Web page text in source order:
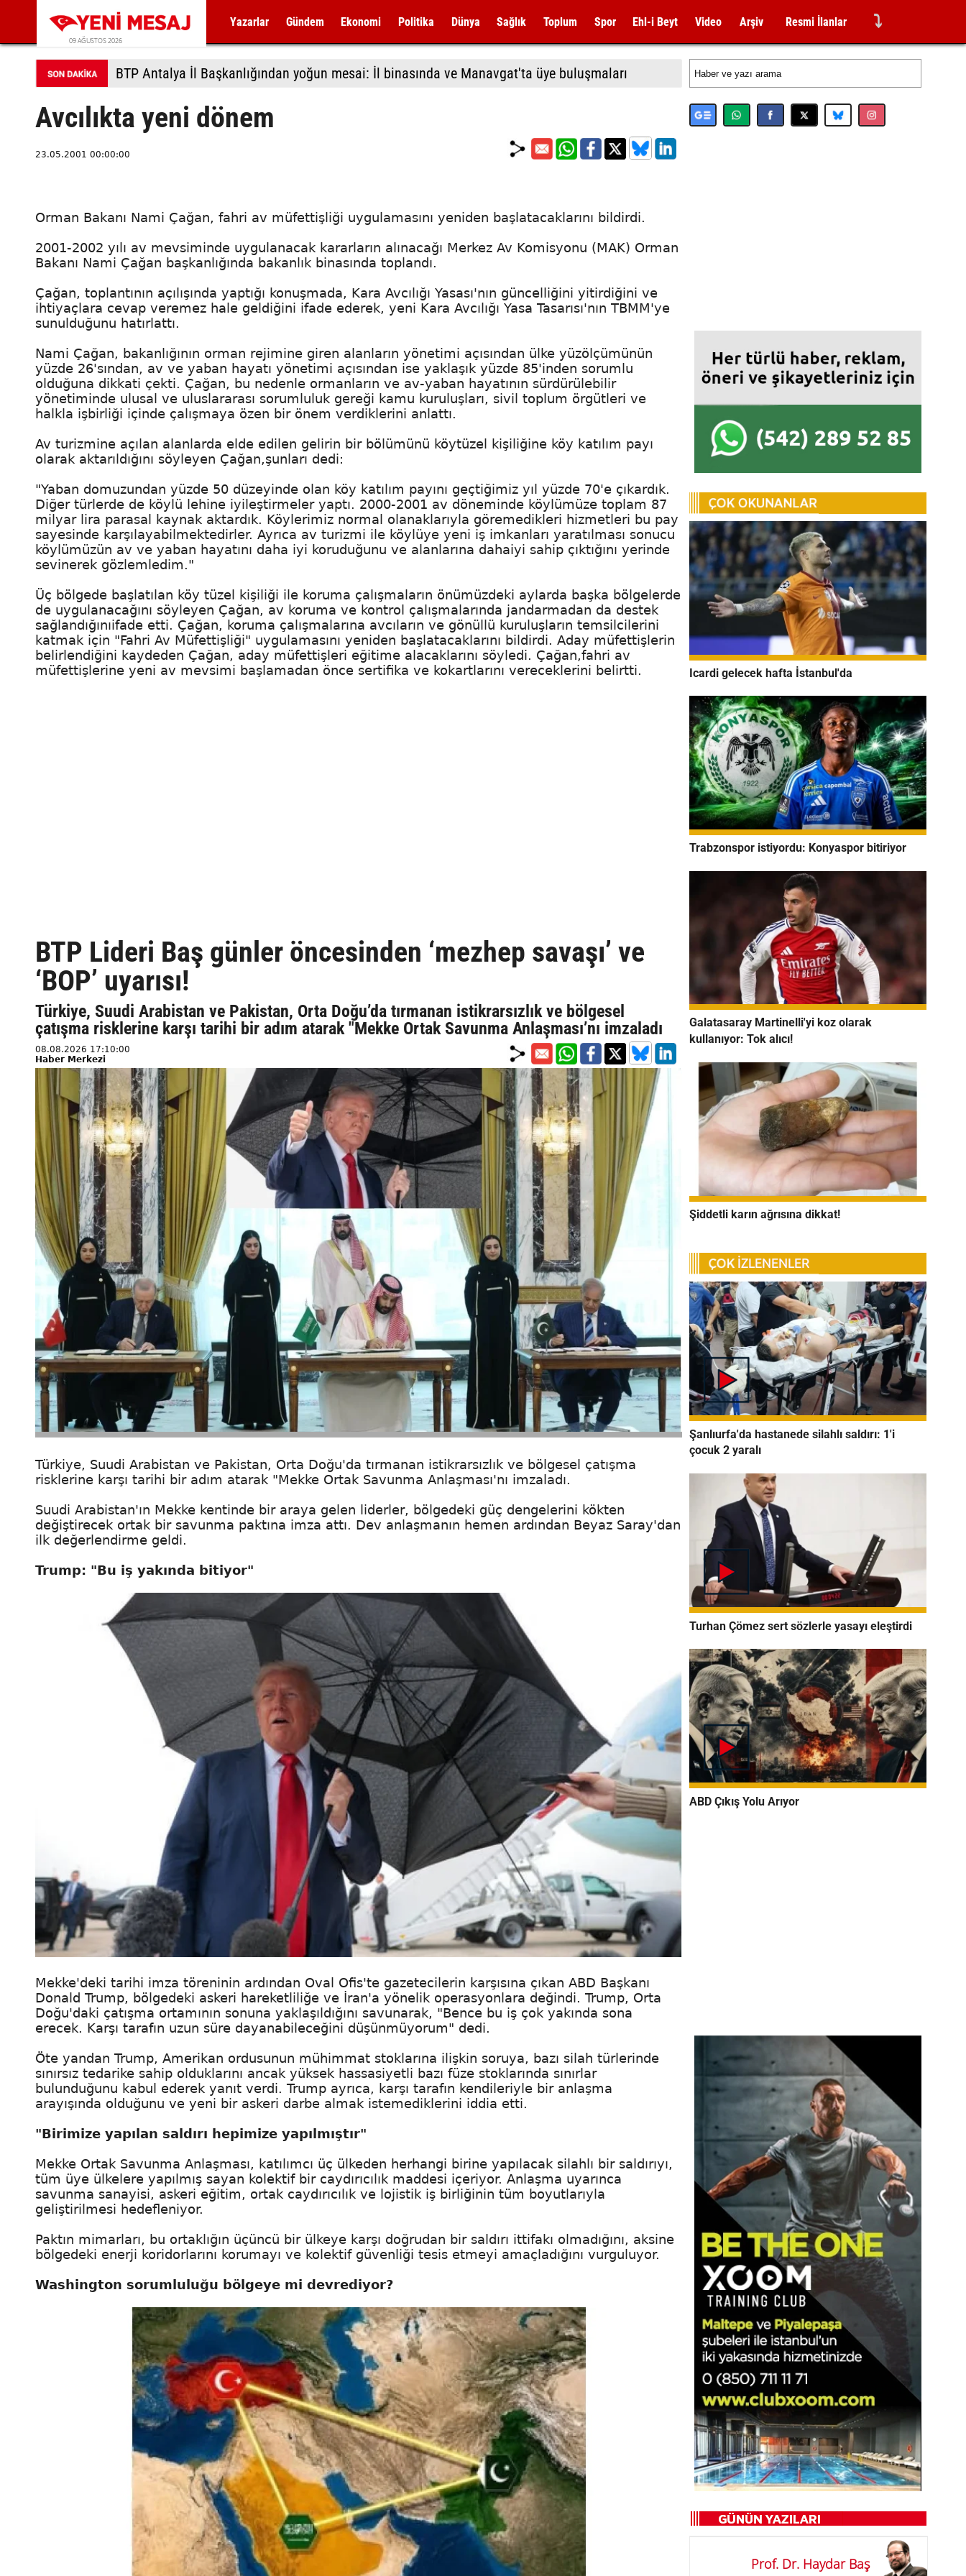
09 AĞUSTOS 2026
Yazarlar Gündem Ekonomi Politika Dünya Sağlık Toplum Spor Ehl-i Beyt Video Arşiv Resmi İlanlar ⤵
BTP Antalya İl Başkanlığından yoğun mesai: İl binasında ve Manavgat'ta üye buluşmaları
Avcılıkta yeni dönem
23.05.2001 00:00:00
Orman Bakanı Nami Çağan, fahri av müfettişliği uygulamasını yeniden başlatacaklarını bildirdi.
2001-2002 yılı av mevsiminde uygulanacak kararların alınacağı Merkez Av Komisyonu (MAK) Orman
Bakanı Nami Çağan başkanlığında bakanlık binasında toplandı.
Çağan, toplantının açılışında yaptığı konuşmada, Kara Avcılığı Yasası'nın güncelliğini yitirdiğini ve
ihtiyaçlara cevap veremez hale geldiğini ifade ederek, yeni Kara Avcılığı Yasa Tasarısı'nın TBMM'ye
sunulduğunu hatırlattı.
Nami Çağan, bakanlığının orman rejimine giren alanların yönetimi açısından ülke yüzölçümünün
yüzde 26'sından, av ve yaban hayatı yönetimi açısından ise yaklaşık yüzde 85'inden sorumlu
olduğuna dikkati çekti. Çağan, bu nedenle ormanların ve av-yaban hayatının sürdürülebilir
yönetiminde ulusal ve uluslararası sorumluluk gereği kamu kuruluşları, sivil toplum örgütleri ve
halkla işbirliği içinde çalışmaya özen bir önem verdiklerini anlattı.
Av turizmine açılan alanlarda elde edilen gelirin bir bölümünü köytüzel kişiliğine köy katılım payı
olarak aktarıldığını söyleyen Çağan,şunları dedi:
"Yaban domuzundan yüzde 50 düzeyinde olan köy katılım payını geçtiğimiz yıl yüzde 70'e çıkardık.
Diğer türlerde de köylü lehine iyileştirmeler yaptı. 2000-2001 av döneminde köylümüze toplam 87
milyar lira parasal kaynak aktardık. Köylerimiz normal olanaklarıyla göremedikleri hizmetleri bu pay
sayesinde karşılayabilmektedirler. Ayrıca av turizmi ile köylüye yeni iş imkanları yaratılması sonucu
köylümüzün av ve yaban hayatını daha iyi koruduğunu ve alanlarına dahaiyi sahip çıktığını yerinde
sevinerek gözlemledim."
Üç bölgede başlatılan köy tüzel kişiliği ile koruma çalışmaların önümüzdeki aylarda başka bölgelerde
de uygulanacağını söyleyen Çağan, av koruma ve kontrol çalışmalarında jandarmadan da destek
sağlandığınıifade etti. Çağan, koruma çalışmalarına avcıların ve gönüllü kuruluşların temsilcilerini
katmak için "Fahri Av Müfettişliği" uygulamasını yeniden başlatacaklarını bildirdi. Aday müfettişlerin
belirlendiğini kaydeden Çağan, aday müfettişleri eğitime alacaklarını söyledi. Çağan,fahri av
müfettişlerine yeni av mevsimi başlamadan önce sertifika ve kokartlarını vereceklerini belirtti.
BTP Lideri Baş günler öncesinden ‘mezhep savaşı’ ve
‘BOP’ uyarısı!
Türkiye, Suudi Arabistan ve Pakistan, Orta Doğu’da tırmanan istikrarsızlık ve bölgesel
çatışma risklerine karşı tarihi bir adım atarak "Mekke Ortak Savunma Anlaşması’nı imzaladı
08.08.2026 17:10:00
Haber Merkezi
Türkiye, Suudi Arabistan ve Pakistan, Orta Doğu'da tırmanan istikrarsızlık ve bölgesel çatışma
risklerine karşı tarihi bir adım atarak "Mekke Ortak Savunma Anlaşması'nı imzaladı.
Suudi Arabistan'ın Mekke kentinde bir araya gelen liderler, bölgedeki güç dengelerini kökten
değiştirecek ortak bir savunma paktına imza attı. Dev anlaşmanın hemen ardından Beyaz Saray'dan
ilk değerlendirme geldi.
Trump: "Bu iş yakında bitiyor"
Mekke'deki tarihi imza töreninin ardından Oval Ofis'te gazetecilerin karşısına çıkan ABD Başkanı
Donald Trump, bölgedeki askeri hareketliliğe ve İran'a yönelik operasyonlara değindi. Trump, Orta
Doğu'daki çatışma ortamının sonuna yaklaşıldığını savunarak, "Bence bu iş çok yakında sona
erecek. Karşı tarafın uzun süre dayanabileceğini düşünmüyorum" dedi.
Öte yandan Trump, Amerikan ordusunun mühimmat stoklarına ilişkin soruya, bazı silah türlerinde
sınırsız tedarike sahip olduklarını ancak yüksek hassasiyetli bazı füze stoklarında sınırlar
bulunduğunu kabul ederek yanıt verdi. Trump ayrıca, karşı tarafın kendileriyle bir anlaşma
arayışında olduğunu ve yeni bir askeri darbe almak istemediklerini iddia etti.
"Birimize yapılan saldırı hepimize yapılmıştır"
Mekke Ortak Savunma Anlaşması, katılımcı üç ülkeden herhangi birine yapılacak silahlı bir saldırıyı,
tüm üye ülkelere yapılmış sayan kolektif bir caydırıcılık maddesi içeriyor. Anlaşma uyarınca
savunma sanayisi, askeri eğitim, ortak caydırıcılık ve lojistik iş birliğinin tüm boyutlarıyla
geliştirilmesi hedefleniyor.
Paktın mimarları, bu ortaklığın üçüncü bir ülkeye karşı doğrudan bir saldırı ittifakı olmadığını, aksine
bölgedeki enerji koridorlarını korumayı ve kolektif güvenliği tesis etmeyi amaçladığını vurguluyor.
Washington sorumluluğu bölgeye mi devrediyor?
Icardi gelecek hafta İstanbul'da
Trabzonspor istiyordu: Konyaspor bitiriyor
Galatasaray Martinelli'yi koz olarak
kullanıyor: Tok alıcı!
Şiddetli karın ağrısına dikkat!
Şanlıurfa'da hastanede silahlı saldırı: 1'i
çocuk 2 yaralı
Turhan Çömez sert sözlerle yasayı eleştirdi
ABD Çıkış Yolu Arıyor
Prof. Dr. Haydar Baş